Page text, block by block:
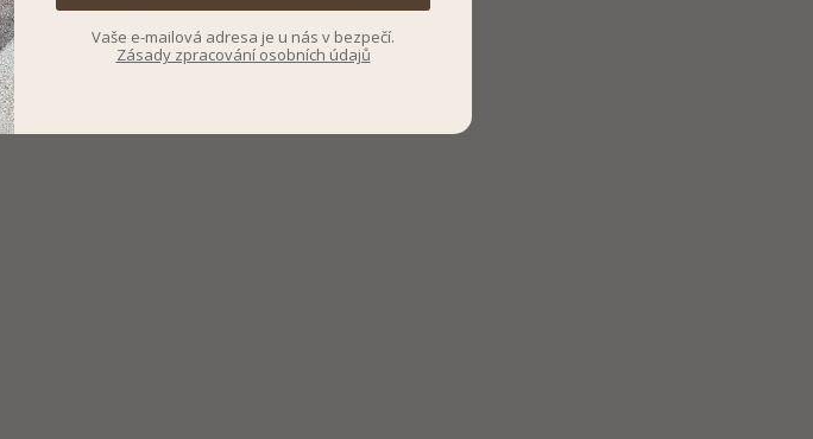
Vaše e-mailová adresa je u nás v bezpečí.
Zásady zpracování osobních údajů